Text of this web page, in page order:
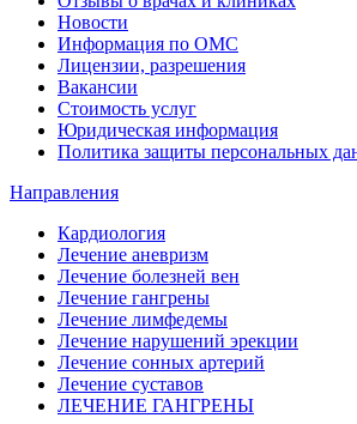
Новости
Информация по ОМС
Лицензии, разрешения
Вакансии
Стоимость услуг
Юридическая информация
Политика защиты персональных
Направления
Кардиология
Лечение аневризм
Лечение болезней вен
Лечение гангрены
Лечение лимфедемы
Лечение нарушений эрекции
Лечение сонных артерий
Лечение суставов
ЛЕЧЕНИЕ ГАНГРЕНЫ